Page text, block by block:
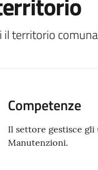
territorio
Competenze
Il settore gestisce gli
Manutenzioni.